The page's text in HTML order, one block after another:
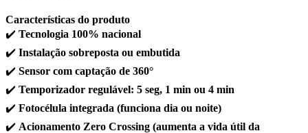
Características do produto
✔️ Tecnologia 100% nacional
✔️ Instalação sobreposta ou embutida
✔️ Sensor com captação de 360°
✔️ Temporizador regulável: 5 seg, 1 min ou 4 min
✔️ Fotocélula integrada (funciona dia ou noite)
✔️ Acionamento Zero Crossing (aumenta a vida útil da